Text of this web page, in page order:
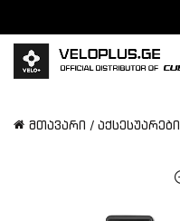
მთავარი აქსესუარები